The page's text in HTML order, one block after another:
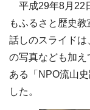
平成29年8月22
もふるさと歴史
話しのスライド
の写真なども加
ある「NPO流山
した。